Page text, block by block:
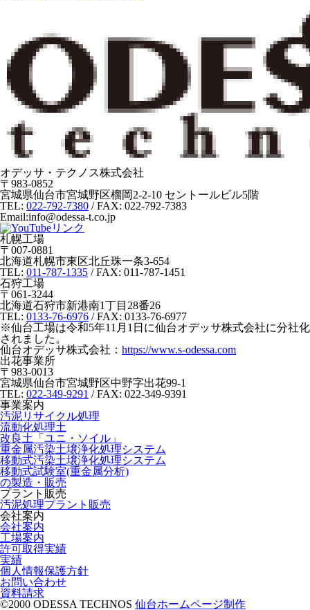
オデッサ・テクノス株式会社
〒983-0852
宮城県仙台市宮城野区榴岡2-2-10 セントールビル5階
TEL: 022-792-7380 / FAX: 022-792-7383
Email:info@odessa-t.co.jp
札幌工場
〒007-0881
北海道札幌市東区北丘珠一条3-654
TEL: 011-787-1335 / FAX: 011-787-1451
石狩工場
〒061-3244
北海道石狩市新港南1丁目28番26
TEL: 0133-76-6976 / FAX: 0133-76-6977
※仙台工場は令和5年11月1日に仙台オデッサ株式会社に分社化
されました。
仙台オデッサ株式会社： https://www.s-odessa.com
出花事業所
〒983-0013
宮城県仙台市宮城野区中野字出花99-1
TEL: 022-349-9291 / FAX: 022-349-9391
事業案内
汚泥リサイクル処理
流動化処理土
改良土「ユニ・ソイル」
重金属汚染土壌浄化処理システム
移動式汚染土壌浄化処理システム
移動式試験室(重金属分析)
の製造・販売
プラント販売
汚泥処理プラント販売
会社案内
会社案内
工場案内
許可取得実績
実績
個人情報保護方針
お問い合わせ
資料請求
©2000 ODESSA TECHNOS 仙台ホームページ制作